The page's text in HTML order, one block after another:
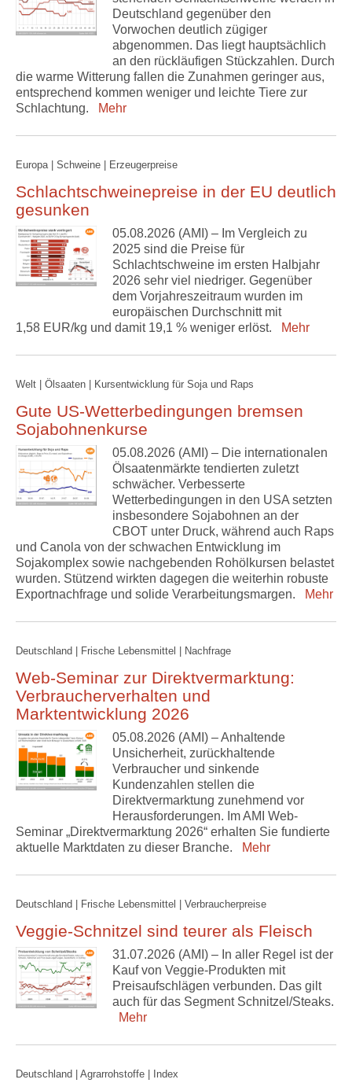
Deutschland gegenüber den
Vorwochen deutlich zügiger
abgenommen. Das liegt hauptsächlich
an den rückläufigen Stückzahlen. Durch
die warme Witterung fallen die Zunahmen geringer aus,
entsprechend kommen weniger und leichte Tiere zur
Schlachtung.
Mehr
Europa | Schweine | Erzeugerpreise
Schlachtschweinepreise in der EU deutlich
gesunken
05.08.2026 (AMI) – Im Vergleich zu
2025 sind die Preise für
Schlachtschweine im ersten Halbjahr
2026 sehr viel niedriger. Gegenüber
dem Vorjahreszeitraum wurden im
europäischen Durchschnitt mit
1,58 EUR/kg und damit 19,1 % weniger erlöst.
Mehr
Welt | Ölsaaten | Kursentwicklung für Soja und Raps
Gute US-Wetterbedingungen bremsen
Sojabohnenkurse
05.08.2026 (AMI) – Die internationalen
Ölsaatenmärkte tendierten zuletzt
schwächer. Verbesserte
Wetterbedingungen in den USA setzten
insbesondere Sojabohnen an der
CBOT unter Druck, während auch Raps
und Canola von der schwachen Entwicklung im
Sojakomplex sowie nachgebenden Rohölkursen belastet
wurden. Stützend wirkten dagegen die weiterhin robuste
Exportnachfrage und solide Verarbeitungsmargen.
Mehr
Deutschland | Frische Lebensmittel | Nachfrage
Web-Seminar zur Direktvermarktung:
Verbraucherverhalten und
Marktentwicklung 2026
05.08.2026 (AMI) – Anhaltende
Unsicherheit, zurückhaltende
Verbraucher und sinkende
Kundenzahlen stellen die
Direktvermarktung zunehmend vor
Herausforderungen. Im AMI Web-
Seminar „Direktvermarktung 2026“ erhalten Sie fundierte
aktuelle Marktdaten zu dieser Branche.
Mehr
Deutschland | Frische Lebensmittel | Verbraucherpreise
Veggie-Schnitzel sind teurer als Fleisch
31.07.2026 (AMI) – In aller Regel ist der
Kauf von Veggie-Produkten mit
Preisaufschlägen verbunden. Das gilt
auch für das Segment Schnitzel/Steaks.
Mehr
Deutschland | Agrarrohstoffe | Index